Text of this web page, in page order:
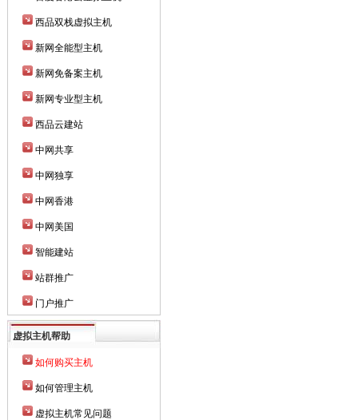
西品双栈虚拟主机
新网全能型主机
新网免备案主机
新网专业型主机
西品云建站
中网共享
中网独享
中网香港
中网美国
智能建站
站群推广
门户推广
虚拟主机帮助
如何购买主机
如何管理主机
虚拟主机常见问题